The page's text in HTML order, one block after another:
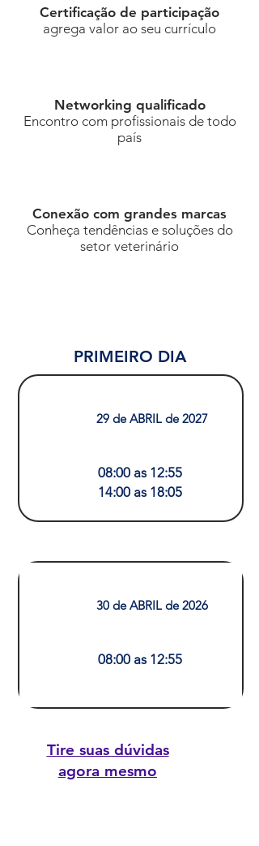
Certificação de participação
agrega valor ao seu currículo
Networking qualificado
Encontro com profissionais de todo
país
Conexão com grandes marcas
Conheça tendências e soluções do
setor veterinário
PRIMEIRO DIA
SEGUNDO DIA
29 de ABRIL de 2027
08:00 as 12:55
14:00 as 18:05
30 de ABRIL de 2026
08:00 as 12:55
Tire suas dúvidas
agora mesmo